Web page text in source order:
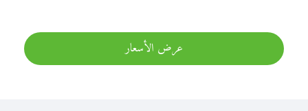
عرض الأسعار